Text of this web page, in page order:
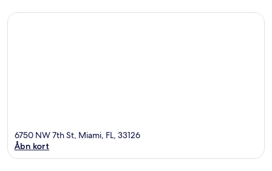
6750 NW 7th St, Miami, FL, 33126
Åbn kort